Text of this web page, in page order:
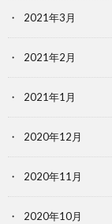
2021年3月
2021年2月
2021年1月
2020年12月
2020年11月
2020年10月